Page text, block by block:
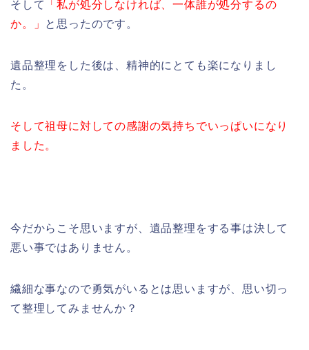
そして
「私が処分しなければ、一体誰が処分するの
か。」 と思ったのです。
遺品整理をした後は、精神的にとても楽になりまし
た。
そして祖母に対しての感謝の気持ちでいっぱいになり
ました。
今だからこそ思いますが、遺品整理をする事は決して
悪い事ではありません。
繊細な事なので勇気がいるとは思いますが、思い切っ
て整理してみませんか？